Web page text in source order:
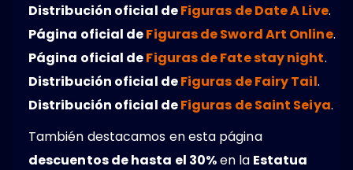
Distribución oficial deFiguras de Date A Live.
Página oficial deFiguras de Sword Art Online.
Página oficial deFiguras de Fate stay night.
Distribución oficial deFiguras de Fairy Tail.
Distribución oficial deFiguras de Saint Seiya.
También destacamos en esta página
descuentos de hasta el 30%en la Estatua